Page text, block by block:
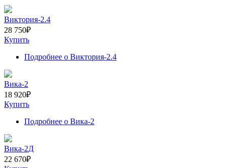
Виктория-2.4
28 750₽
Купить
Подробнее о Виктория-2.4
Вика-2
18 920₽
Купить
Подробнее о Вика-2
Вика-2Д
22 670₽